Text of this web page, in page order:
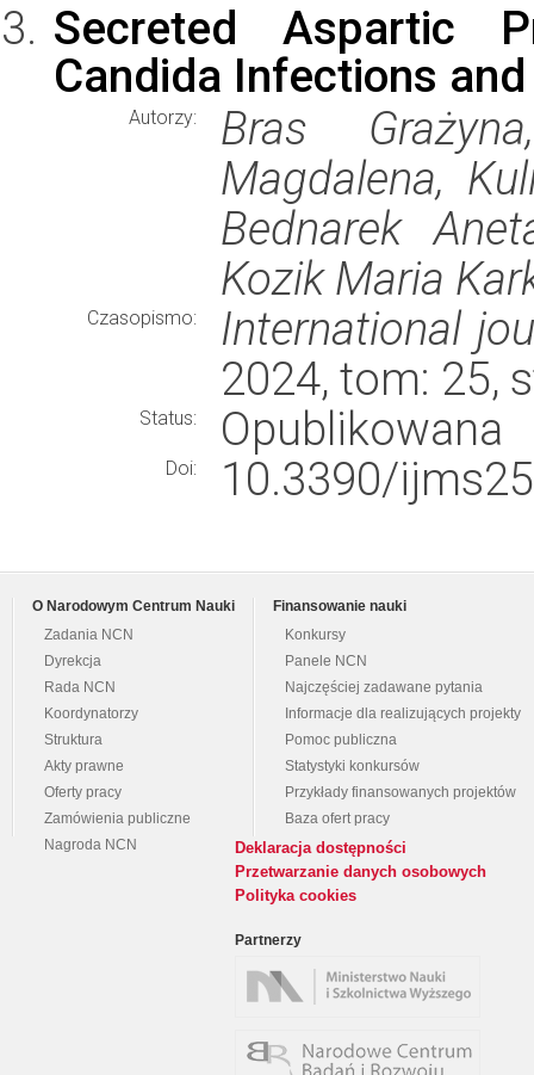
Secreted Aspartic
Candida Infections
Autorzy:
Bras
Magdalena,
Bednarek
Kozik Maria
Czasopismo:
International
2024, tom: 25,
Status: Opublikowana
Doi: 10.3390/
O Narodowym Centrum Nauki
Zadania NCN
Dyrekcja
Rada NCN
Koordynatorzy
Struktura
Akty prawne
Oferty pracy
Zamówienia publiczne
Nagroda NCN
Finansowanie nauki
Konkursy
Panele NCN
Najczęściej zadawane pytania
Informacje dla realizujących projekty
Pomoc publiczna
Statystyki konkursów
Przykłady finansowanych projektów
Baza ofert pracy
Deklaracja dostępności
Przetwarzanie danych osobowych
Polityka cookies
Partnerzy